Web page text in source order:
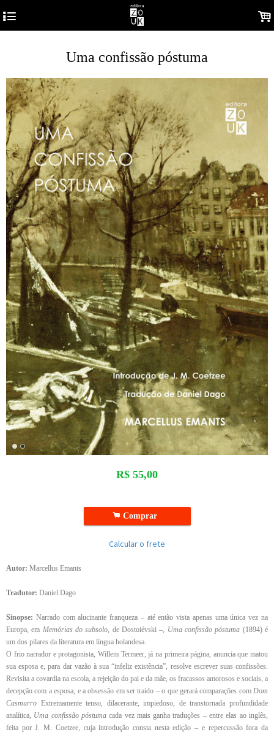
4 .
Uma confissão póstuma
R$ 55,00
.Comprar
Calcular o frete
Autor: Marcellus Emants
Tradutor: Daniel Dago
Sinopse: Narrado com alucinante franqueza – até então vista apenas uma única vez na
Europa, em Memórias do subsolo, de Dostoiévski –, Uma confissão póstuma (1894) é
um dos pilares da literatura em língua holandesa.
O frio narrador e protagonista, Willem Termeer, já na primeira página, anuncia que matou
sua esposa e, para dar vazão à sua “infeliz existência”, resolve escrever suas confissões.
Revisita a covardia na escola, a rejeição do pai e da mãe, os fracassos amorosos e sociais, a
decepção com a esposa, e a obsessão em ser traído – o que gerará comparações com Dom
Casmurro Extremamente tenso, dilacerante, impiedoso, de transtornada profundidade
analítica, Uma confissão póstumacada vez mais ganha traduções – entre elas ao inglês,
feita por J. M. Coetzee, cuja introdução consta nesta edição – e repercussão fora da